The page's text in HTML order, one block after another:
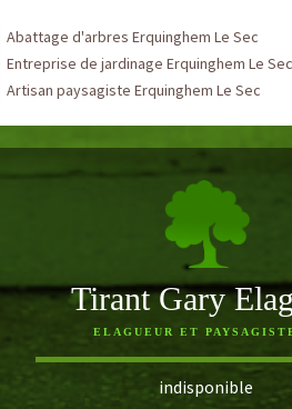
Abattage d'arbres Erquinghem Le Sec
Entreprise de jardinage Erquinghem Le Sec
Artisan paysagiste Erquinghem Le Sec
Tirant Gary
ELAGUEUR ET
indisponible